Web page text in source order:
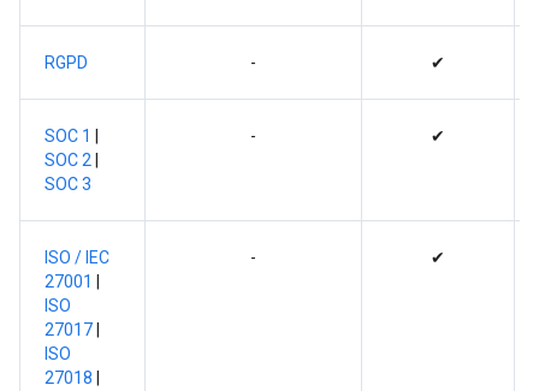
RGPD - ✔
SOC 1
SOC 2
SOC 3
- ✔
ISO / IEC
27001
ISO
27017
ISO
27018
- ✔